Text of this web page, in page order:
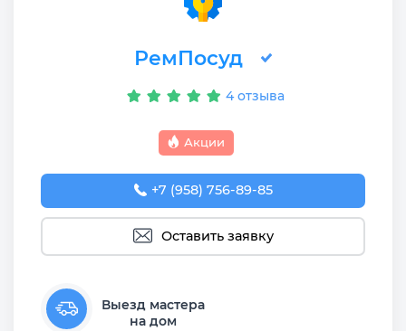
РемПосуд
4 отзыва
Акции
+7 (958) 756-89-85
Оставить заявку
Выезд мастера
на дом